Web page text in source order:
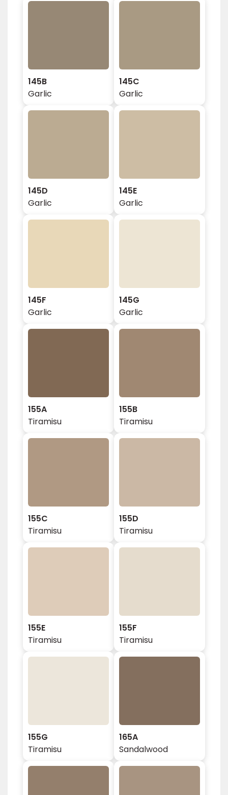
145B
Garlic
145C
Garlic
145D
Garlic
145E
Garlic
145F
Garlic
145G
Garlic
155A
Tiramisu
155B
Tiramisu
155C
Tiramisu
155D
Tiramisu
155E
Tiramisu
155F
Tiramisu
155G
Tiramisu
165A
Sandalwood